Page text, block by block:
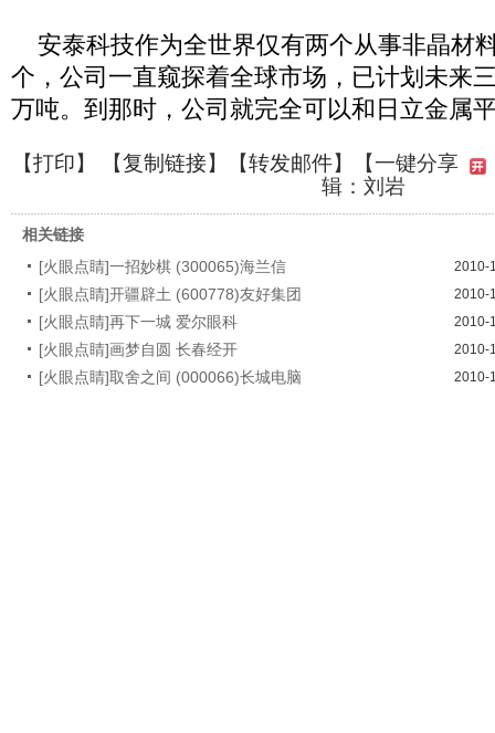
安泰科技作为全世界仅有两个从事非晶材
个，公司一直窥探着全球市场，已计划未来
万吨。到那时，公司就完全可以和日立金属
【打印】 【复制链接】【转发邮件】
【一键分享
辑：刘岩
相关链接
[火眼点睛]一招妙棋 (300065)海兰信
2010-
[火眼点睛]开疆辟土 (600778)友好集团 2010-
[火眼点睛]再下一城 爱尔眼科 2010-
[火眼点睛]画梦自圆 长春经开 2010-
[火眼点睛]取舍之间 (000066)长城电脑 2010-